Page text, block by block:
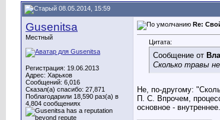
08.05.2014, 15:59
Gusenitsa
Местный
Регистрация: 19.06.2013
Адрес: Харьков
Сообщений: 6,016
Сказал(а) спасибо: 27,871
Поблагодарили 18,590 раз(а) в
4,804 сообщениях
Re:
Цитата:
Сообщение от
Сколько травы
Не, по-другому:
П. С. Впрочем,
основное -